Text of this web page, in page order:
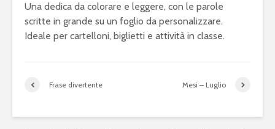
Una dedica da colorare e leggere, con le parole
scritte in grande su un foglio da personalizzare.
Ideale per cartelloni, biglietti e attività in classe.
Frase divertente Mesi – Luglio